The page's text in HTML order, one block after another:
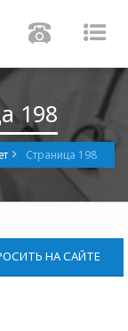
198
Страница 198
НА САЙТЕ